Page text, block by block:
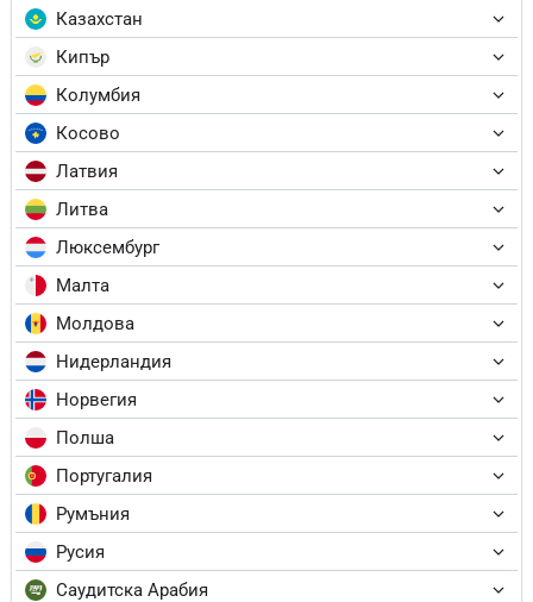
Казахстан
Кипър
Колумбия
Косово
Латвия
Литва
Люксембург
Малта
Молдова
Нидерландия
Норвегия
Полша
Португалия
Румъния
Русия
Саудитска Арабия